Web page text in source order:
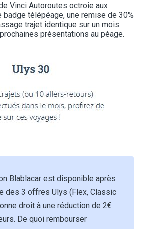
Vinci Autoroutes octroie aux
télépéage, une remise de 30%
trajet identique sur un mois.
présentations au péage.
Blablacar est disponible après
des 3 offres Ulys (Flex, Classic
droit à une réduction de 2€
De quoi rembourser